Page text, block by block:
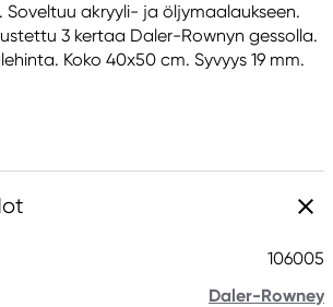
Soveltuu akryyli- ja öljymaalaukseen.
3 kertaa Daler-Rownyn gessolla.
Koko 40x50 cm. Syvyys 19 mm.
106005
Daler-Rowney